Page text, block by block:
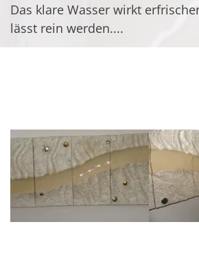
Das klare Wasser wirkt
lässt rein werden....